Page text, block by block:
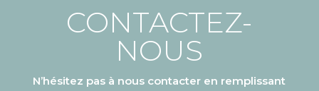
CONTACTEZ-
NOUS
N’hésitez pas à nous contacter en remplissant